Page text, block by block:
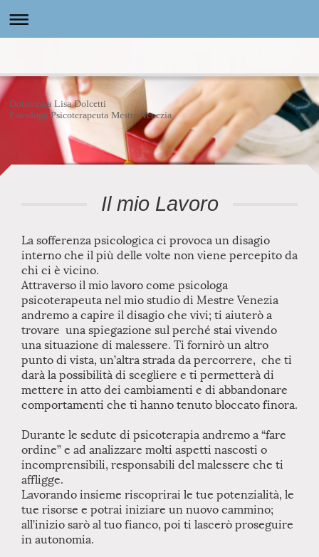
Dottoressa Lisa Dolcetti
Psicologa Psicoterapeuta Mestre Venezia
Il mio Lavoro
La sofferenza psicologica ci provoca un disagio
interno che il più delle volte non viene percepito da
chi ci è vicino.
Attraverso il mio lavoro come psicologa
psicoterapeuta nel mio studio di Mestre Venezia
andremo a capire il disagio che vivi; ti aiuterò a
trovare una spiegazione sul perché stai vivendo
una situazione di malessere. Ti fornirò un altro
punto di vista, un’altra strada da percorrere, che ti
darà la possibilità di scegliere e ti permetterà di
mettere in atto dei cambiamenti e di abbandonare
comportamenti che ti hanno tenuto bloccato finora.
Durante le sedute di psicoterapia andremo a “fare
ordine” e ad analizzare molti aspetti nascosti o
incomprensibili, responsabili del malessere che ti
affligge.
Lavorando insieme riscoprirai le tue potenzialità, le
tue risorse e potrai iniziare un nuovo cammino;
all’inizio sarò al tuo fianco, poi ti lascerò proseguire
in autonomia.